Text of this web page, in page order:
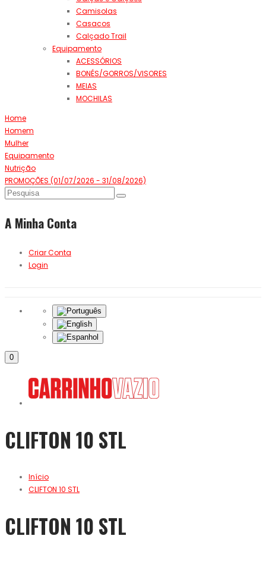
Camisolas
Casacos
Calçado Trail
Equipamento
ACESSÓRIOS
BONÉS/GORROS/VISORES
MEIAS
MOCHILAS
Home
Homem
Mulher
Equipamento
Nutrição
PROMOÇÕES (01/07/2026 - 31/08/2026)
A Minha Conta
Criar Conta
Login
0
CLIFTON 10 STL
Início
CLIFTON 10 STL
CLIFTON 10 STL